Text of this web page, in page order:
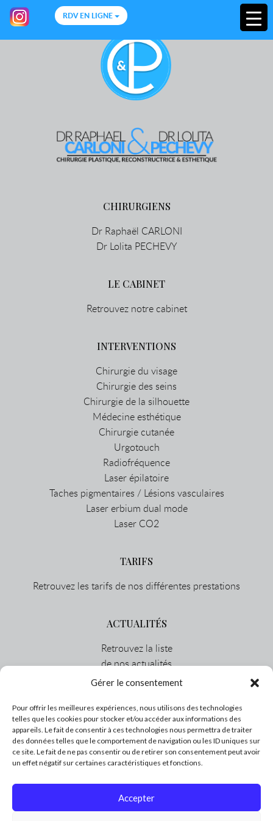
Gérer le consentement
Pour offrir les meilleures expériences, nous utilisons des technologies
telles que les cookies pour stocker et/ou accéder aux informations des
appareils. Le fait de consentir à ces technologies nous permettra de traiter
des données telles que le comportement de navigation ou les ID uniques sur
ce site. Le fait de ne pas consentir ou de retirer son consentement peut avoir
un effet négatif sur certaines caractéristiques et fonctions.
Accepter
RDV EN LIGNE
[rev_slider alias="home"]
CHIRURGIENS
Dr Raphaël CARLONI
Dr Lolita PECHEVY
LE CABINET
Retrouvez notre cabinet
INTERVENTIONS
Chirurgie du visage
Chirurgie des seins
Chirurgie de la silhouette
Médecine esthétique
Chirurgie cutanée
Urgotouch
Radiofréquence
Laser épilatoire
Taches pigmentaires / Lésions vasculaires
Laser erbium dual mode
Laser CO2
TARIFS
Retrouvez les tarifs de nos différentes prestations
ACTUALITÉS
Retrouvez la liste
de nos actualités
Cabinet à Chalon Sur Saône :
Medic Center, 5 rue Capitaine Drillien
71100 Chalôn sur Saône
03.58.09.03.76